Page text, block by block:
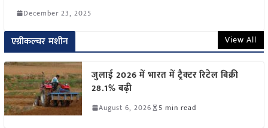
December 23, 2025
एग्रीकल्चर मशीन View All
जुलाई 2026 में भारत में ट्रैक्टर रिटेल बिक्री
28.1% बढ़ी
August 6, 2026 5 min read